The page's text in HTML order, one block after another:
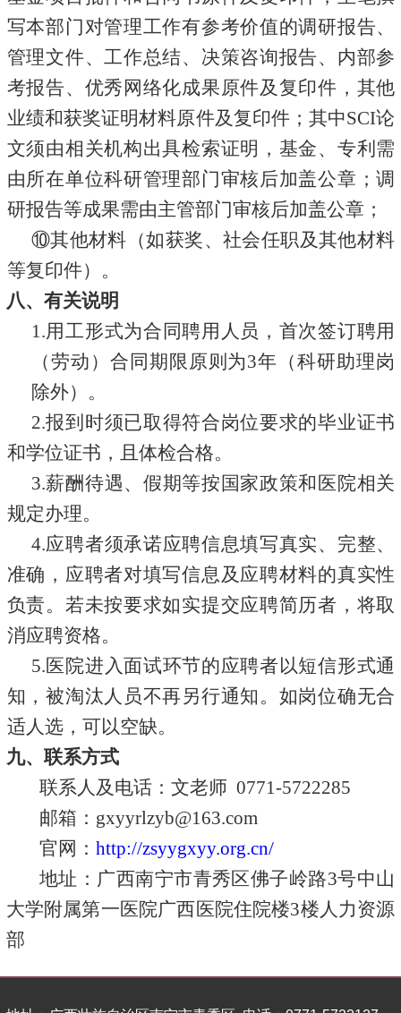
写本部门对管理工作有参考价值的调研报告、
管理文件、工作总结、决策咨询报告、内部参
考报告、优秀网络化成果原件及复印件，其他
业绩和获奖证明材料原件及复印件；其中SCI论
文须由相关机构出具检索证明，基金、专利需
由所在单位科研管理部门审核后加盖公章；调
研报告等成果需由主管部门审核后加盖公章；
⑩其他材料（如获奖、社会任职及其他材料
等复印件）。
八、有关说明
1.用工形式为合同聘用人员，首次签订聘用
（劳动）合同期限原则为3年（科研助理岗
除外）。
2.报到时须已取得符合岗位要求的毕业证书
和学位证书，且体检合格。
3.薪酬待遇、假期等按国家政策和医院相关
规定办理。
4.应聘者须承诺应聘信息填写真实、完整、
准确，应聘者对填写信息及应聘材料的真实性
负责。若未按要求如实提交应聘简历者，将取
消应聘资格。
5.医院进入面试环节的应聘者以短信形式通
知，被淘汰人员不再另行通知。如岗位确无合
适人选，可以空缺。
九、联系方式
联系人及电话：文老师 0771-5722285
邮箱： gxyyrlzyb@163.com
官网： http://zsyygxyy.org.cn/
地址：广西南宁市青秀区佛子岭路3号中山
大学附属第一医院广西医院住院楼3楼人力资源
部